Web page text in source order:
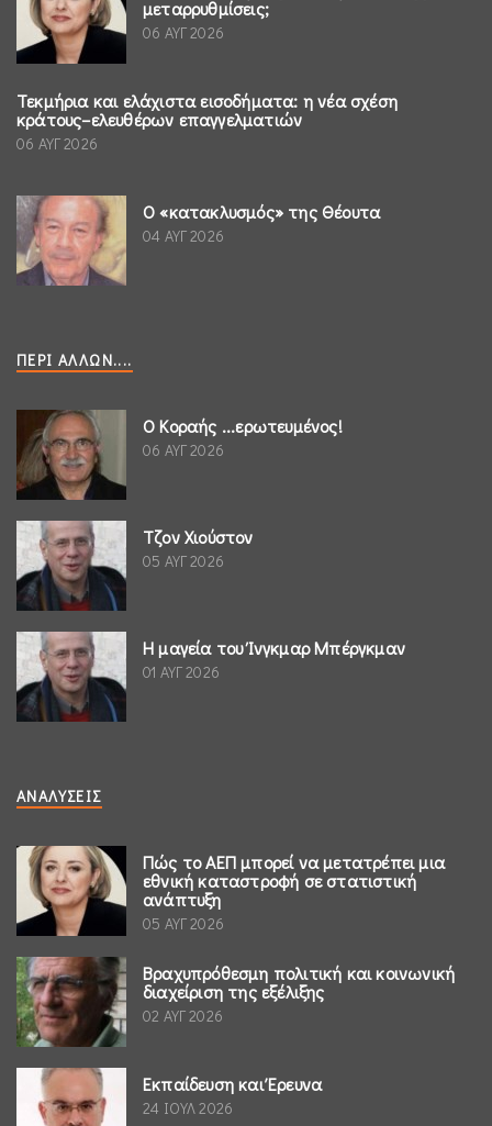
μεταρρυθμίσεις;
06 ΑΥΓ 2026
Τεκμήρια και ελάχιστα εισοδήματα: η νέα σχέση
κράτους–ελευθέρων επαγγελματιών
06 ΑΥΓ 2026
Ο «κατακλυσμός» της Θέουτα
04 ΑΥΓ 2026
ΠΕΡΊ ΆΛΛΩΝ....
Ο Κοραής ...ερωτευμένος!
06 ΑΥΓ 2026
Τζον Χιούστον
05 ΑΥΓ 2026
Η μαγεία του Ίνγκμαρ Μπέργκμαν
01 ΑΥΓ 2026
ΑΝΑΛΎΣΕΙΣ
Πώς το ΑΕΠ μπορεί να μετατρέπει μια
εθνική καταστροφή σε στατιστική
ανάπτυξη
05 ΑΥΓ 2026
Βραχυπρόθεσμη πολιτική και κοινωνική
διαχείριση της εξέλιξης
02 ΑΥΓ 2026
Εκπαίδευση και Έρευνα
24 ΙΟΥΛ 2026